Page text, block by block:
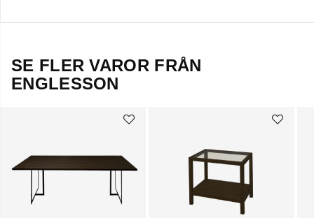
SE FLER VAROR FRÅN
ENGLESSON